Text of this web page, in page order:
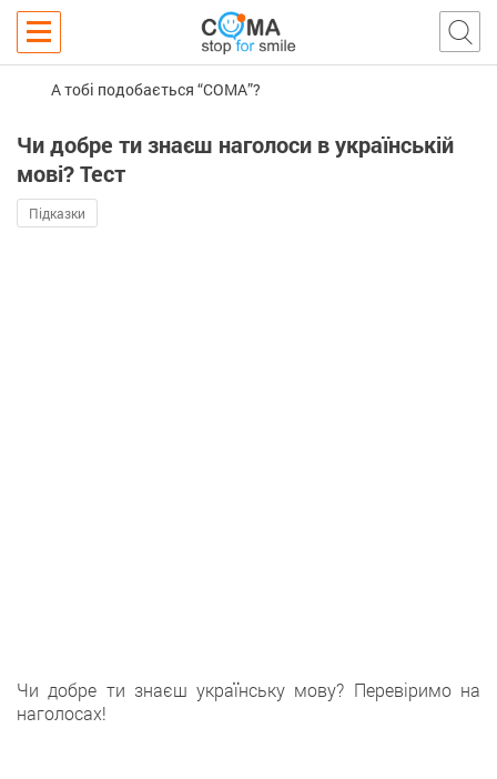
А тобі подобається “COMA”?
Чи добре ти знаєш наголоси в українській
мові? Тест
Підказки
Чи добре ти знаєш українську мову? Перевіримо на
наголосах!